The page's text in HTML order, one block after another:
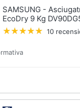
SAMSUNG -
EcoDry 9 Kg
10